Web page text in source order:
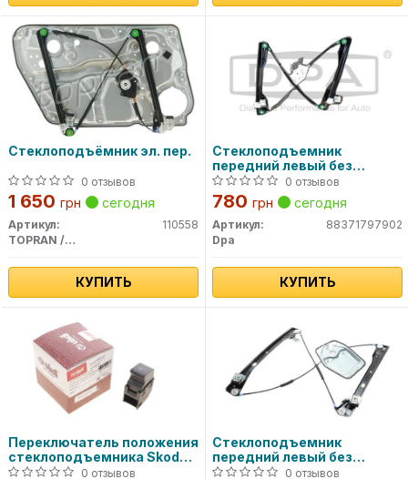
Стеклоподъёмник эл. пер.
0 отзывов
1 650 грн сегодня
Артикул:
110558
TOPRAN / HANS PRIES
КУПИТЬ
Стеклоподъемник
передний левый без
моторчика (88371797902)
DPA
0 отзывов
780 грн сегодня
Артикул:
88371797902
Dpa
КУПИТЬ
Переключатель положения
стеклоподъемника Skoda
Fabia (00-08)0 отзывов
Стеклоподъемник
передний левый без
мотора с щитом
0 отзывов